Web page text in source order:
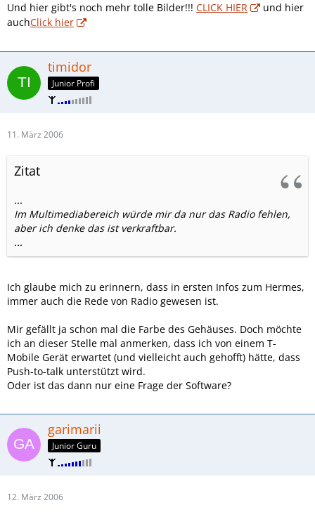
Und hier gibt's noch mehr tolle Bilder!!! CLICK HIER
und hier
auchClick hier
timidor
Junior Profi
11. März 2006
Zitat
...
Im Multimediabereich würde mir da nur das Radio fehlen,
aber ich denke das ist verkraftbar.
...
Ich glaube mich zu erinnern, dass in ersten Infos zum Hermes,
immer auch die Rede von Radio gewesen ist.
Mir gefällt ja schon mal die Farbe des Gehäuses. Doch möchte
ich an dieser Stelle mal anmerken, dass ich von einem T-
Mobile Gerät erwartet (und vielleicht auch gehofft) hätte, dass
Push-to-talk unterstützt wird.
Oder ist das dann nur eine Frage der Software?
garimarii
Junior Guru
12. März 2006